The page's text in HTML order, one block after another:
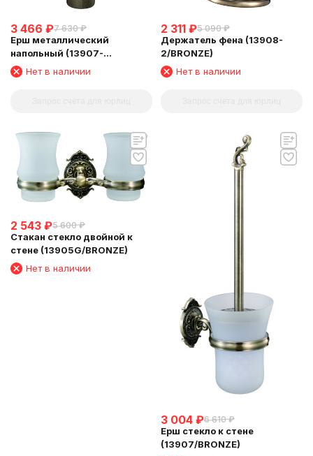
3 466 ₽7 630 ₽
Ерш металлический
напольный (13907-
2B/BRONZE)
Нет в наличии
2 311 ₽5 090 ₽
Держатель фена (13908-
2/BRONZE)
Нет в наличии
2 543 ₽5 600 ₽
Стакан стекло двойной к
стене (13905G/BRONZE)
Нет в наличии
3 004 ₽6 610 ₽
Ерш стекло к стене
(13907/BRONZE)